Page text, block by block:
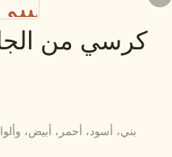
كرسي من
بني، أسود، أحمر، أبيض،